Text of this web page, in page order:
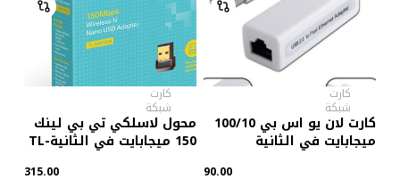
كارت
شبكة
كارت لان يو اس بي 100/10
ميجابايت في الثانية
90.00
كارت
شبكة
محول لاسلكي تي بي لينك
150 ميجابايت في الثانيةTL-
315.00